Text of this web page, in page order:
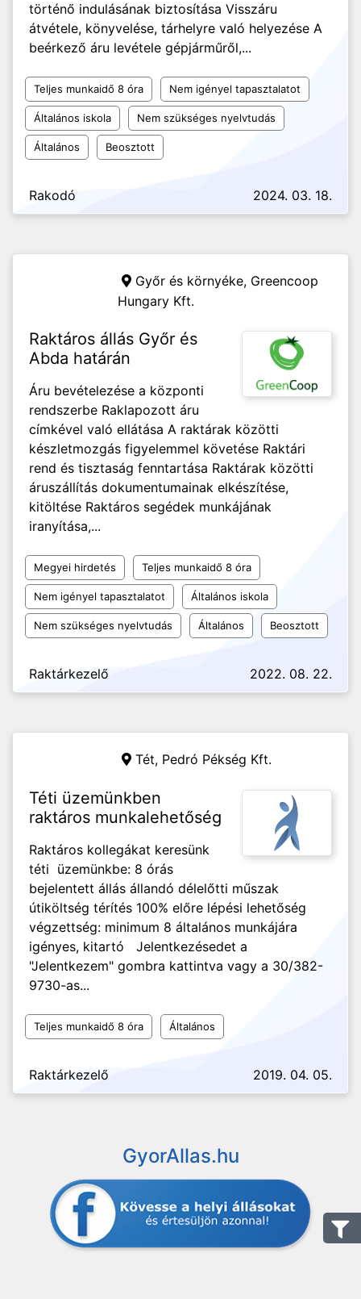
történő indulásának biztosítása Visszáru
átvétele, könyvelése, tárhelyre való helyezése A
beérkező áru levétele gépjárműről,...
Teljes munkaidő 8 óra Nem igényel tapasztalatot
Általános iskola Nem szükséges nyelvtudás
Általános Beosztott
Rakodó 2024. 03. 18.
Győr és környéke, Greencoop
Hungary Kft.
Raktáros állás Győr és
Abda határán
Áru bevételezése a központi
rendszerbe Raklapozott áru
címkével való ellátása A raktárak közötti
készletmozgás figyelemmel követése Raktári
rend és tisztaság fenntartása Raktárak közötti
áruszállítás dokumentumainak elkészítése,
kitöltése Raktáros segédek munkájának
iranyítása,...
Megyei hirdetés Teljes munkaidő 8 óra
Nem igényel tapasztalatot Általános iskola
Nem szükséges nyelvtudás Általános Beosztott
Raktárkezelő 2022. 08. 22.
Tét, Pedró Pékség Kft.
Téti üzemünkben
raktáros munkalehetőség
Raktáros kollegákat keresünk
téti üzemünkbe: 8 órás
bejelentett állás állandó délelőtti műszak
útiköltség térítés 100% előre lépési lehetőség
végzettség: minimum 8 általános munkájára
igényes, kitartó Jelentkezésedet a
"Jelentkezem" gombra kattintva vagy a 30/382-
9730-as...
Teljes munkaidő 8 óra Általános
Raktárkezelő 2019. 04. 05.
GyorAllas.hu